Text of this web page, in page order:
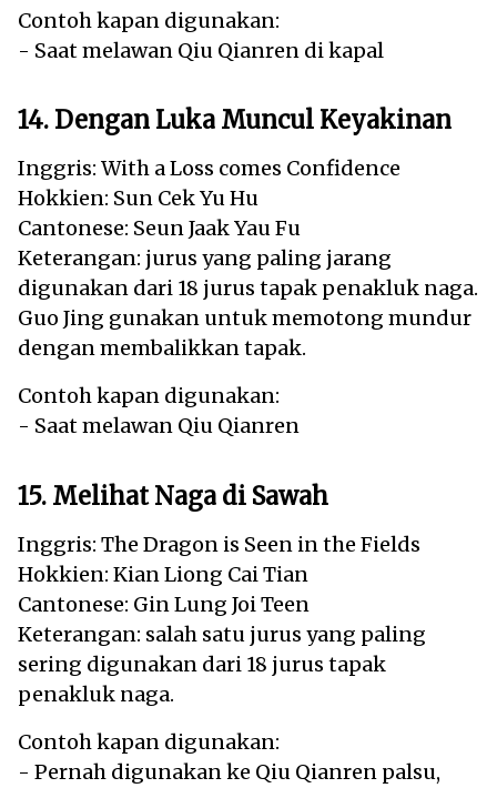
Contoh kapan digunakan:
- Saat melawan Qiu Qianren di kapal
14. Dengan Luka Muncul Keyakinan
Inggris: With a Loss comes Confidence
Hokkien: Sun Cek Yu Hu
Cantonese: Seun Jaak Yau Fu
Keterangan: jurus yang paling jarang
digunakan dari 18 jurus tapak penakluk naga.
Guo Jing gunakan untuk memotong mundur
dengan membalikkan tapak.
Contoh kapan digunakan:
- Saat melawan Qiu Qianren
15. Melihat Naga di Sawah
Inggris: The Dragon is Seen in the Fields
Hokkien: Kian Liong Cai Tian
Cantonese: Gin Lung Joi Teen
Keterangan: salah satu jurus yang paling
sering digunakan dari 18 jurus tapak
penakluk naga.
Contoh kapan digunakan:
- Pernah digunakan ke Qiu Qianren palsu,